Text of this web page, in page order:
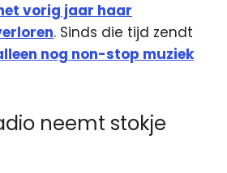
vorig jaar haar
. Sinds die tijd zendt
nog non-stop muziek
neemt stokje